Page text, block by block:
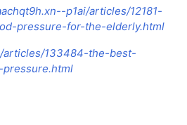
p1ai/articles/12181-
pressure-for-the-elderly.html
articles/133484-the-best-